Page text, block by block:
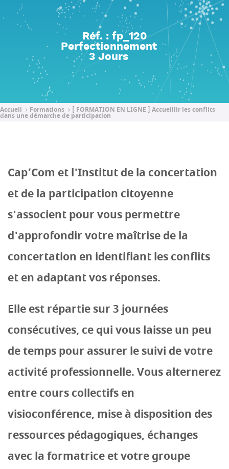
Réf. : fp_120
Perfectionnement
3 Jours
Accueil Formations [ FORMATION EN LIGNE ] Accueillir les conflits
dans une démarche de participation
Cap’Com et l'Institut de la concertation
et de la participation citoyenne
s'associent pour vous permettre
d'approfondir votre maîtrise de la
concertation en identifiant les conflits
et en adaptant vos réponses.
Elle est répartie sur 3 journées
consécutives, ce qui vous laisse un peu
de temps pour assurer le suivi de votre
activité professionnelle. Vous alternerez
entre cours collectifs en
visioconférence, mise à disposition des
ressources pédagogiques, échanges
avec la formatrice et votre groupe